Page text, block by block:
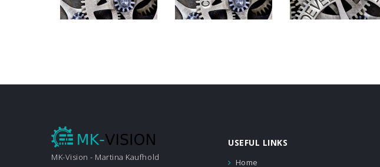
MK-Vision - Martina Kaufhold
USEFUL LINKS
Home